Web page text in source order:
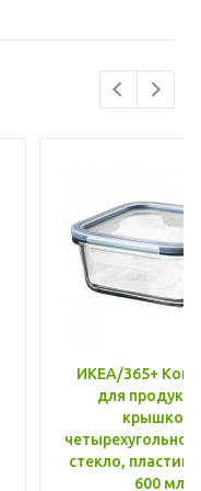
ИКЕА/365+
для
крышкой,
стекло, пластик
600 мл